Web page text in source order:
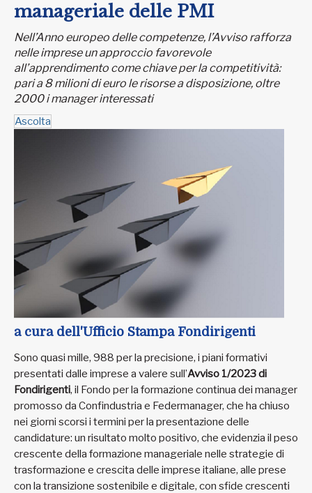
manageriale delle PMI
Nell’Anno europeo delle competenze, l’Avviso rafforza
nelle imprese un approccio favorevole
all’apprendimento come chiave per la competitività:
pari a 8 milioni di euro le risorse a disposizione, oltre
2000 i manager interessati
Ascolta
a cura dell'Ufficio Stampa Fondirigenti
Sono quasi mille, 988 per la precisione, i piani formativi
presentati dalle imprese a valere sull’Avviso 1/2023 di
Fondirigenti, il Fondo per la formazione continua dei manager
promosso da Confindustria e Federmanager, che ha chiuso
nei giorni scorsi i termini per la presentazione delle
candidature: un risultato molto positivo, che evidenzia il peso
crescente della formazione manageriale nelle strategie di
trasformazione e crescita delle imprese italiane, alle prese
con la transizione sostenibile e digitale, con sfide crescenti